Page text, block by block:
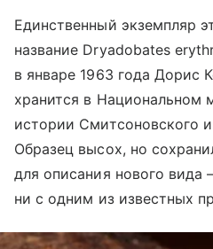
Единственный экземпляр
название Dryadobates
в январе 1963 года Дорис
хранится в Национальном
истории Смитсоновского
Образец высох, но
для описания нового вида
ни с одним из известных